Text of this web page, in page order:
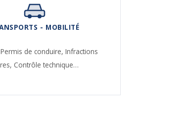
- MOBILITÉ
Permis de conduire, Infractions
Contrôle technique…